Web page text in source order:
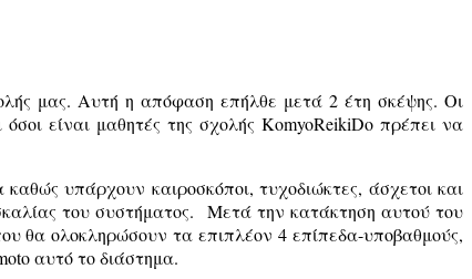
μας. Αυτή η απόφαση επήλθε μετά 2 έτη σκέψης. Οι
είναι μαθητές της σχολήςKomyoReikiDoπρέπει να
υπάρχουν καιροσκόποι, τυχοδιώκτες, άσχετοι και
του συστήματος. Μετά την κατάκτηση αυτού του
θα ολοκληρώσουν τα επιπλέον 4 επίπεδα-υποβαθμούς,
αυτό το διάστημα.